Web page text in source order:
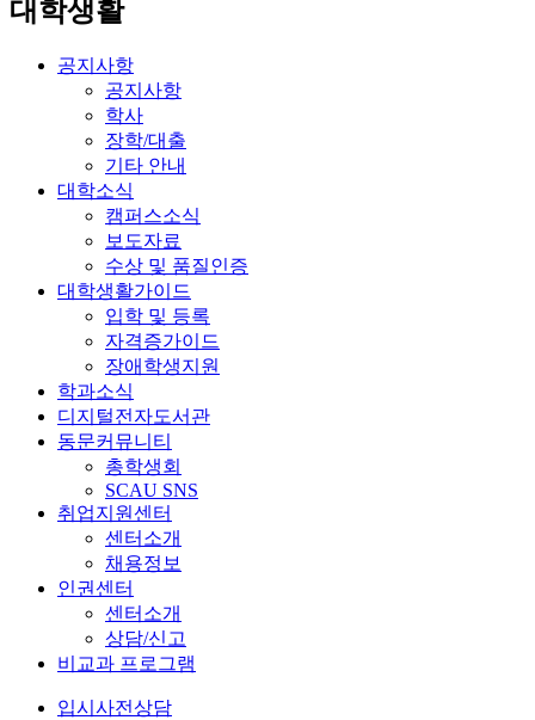
대학생활
공지사항
공지사항
학사
장학/대출
기타 안내
대학소식
캠퍼스소식
보도자료
수상 및 품질인증
대학생활가이드
입학 및 등록
자격증가이드
장애학생지원
학과소식
디지털전자도서관
동문커뮤니티
총학생회
SCAU SNS
취업지원센터
센터소개
채용정보
인권센터
센터소개
상담/신고
비교과 프로그램
입시사전상담